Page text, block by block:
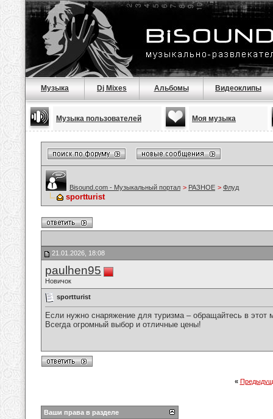
Музыка Dj Mixes Альбомы Видеоклипы
Музыка пользователей Моя музыка
Bisound.com - Музыкальный портал > РАЗНОЕ > Флуд
sportturist
21.01.2026, 18:08
paulhen95
Новичок
sportturist
Если нужно снаряжение для туризма – обращайтесь в этот
Всегда огромный выбор и отличные цены!
«
Ваши права в разделе